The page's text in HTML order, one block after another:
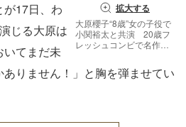
拡大する
大原櫻子“8歳”女の子役で
小関裕太と共演 20歳フ
レッシュコンビで名作に
が17日、わ
じる大原は
いてまだ未
りません！」と胸を弾ませてい